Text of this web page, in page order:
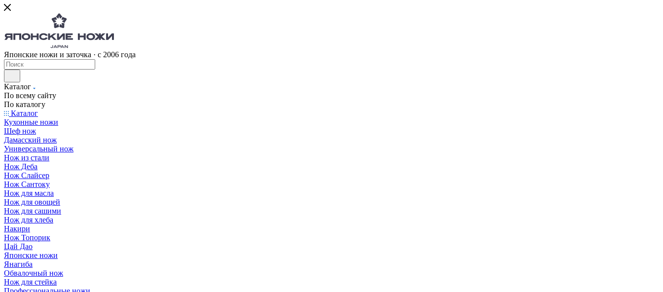
Японские ножи и заточка · с 2006 года
Каталог
По всему сайту
По каталогу
Каталог
Кухонные ножи
Шеф нож
Дамасский нож
Универсальный нож
Нож из стали
Нож Деба
Нож Слайсер
Нож Сантоку
Нож для масла
Нож для овощей
Нож для сашими
Нож для хлеба
Накири
Нож Топорик
Цай Дао
Японские ножи
Янагиба
Обвалочный нож
Нож для стейка